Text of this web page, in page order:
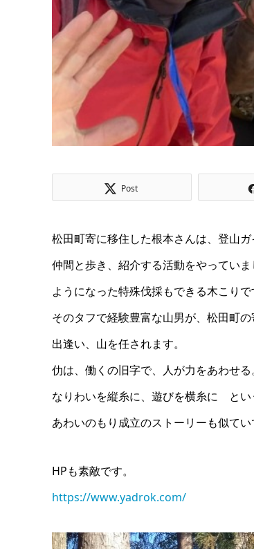
Post
松田町寄に移住した根本さんは、登山
仲間と歩き、紹介する活動をやってい
ようになった特殊伐採もできる木こりで
そのタフで経験豊富な山男が、松田町
出逢い、山を任されます。
仂は、働くの旧字で、人が力をあわせ
なりわいを縦糸に、遊びを横糸に とい
あわいのもり成立のストーリーも似て
HPも素敵です。
https://www.yadrok.com/